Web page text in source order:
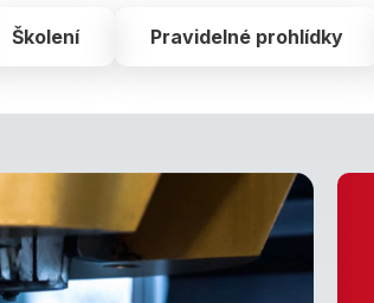
Školení Pravidelné prohlídky